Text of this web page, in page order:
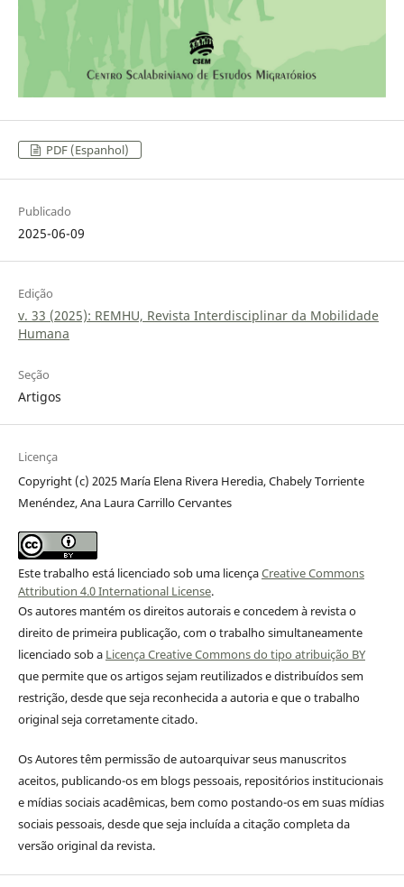
PDF (Espanhol)
Publicado
2025-06-09
Edição
v. 33 (2025): REMHU, Revista Interdisciplinar da Mobilidade
Humana
Seção
Artigos
Licença
Copyright (c) 2025 María Elena Rivera Heredia, Chabely Torriente
Menéndez, Ana Laura Carrillo Cervantes
Este trabalho está licenciado sob uma licençaCreative Commons
Attribution 4.0 International License.
Os autores mantém os direitos autorais e concedem à revista o
direito de primeira publicação, com o trabalho simultaneamente
licenciado sob a Licença Creative Commons do tipo atribuição BY
que permite que os artigos sejam reutilizados e distribuídos sem
restrição, desde que seja reconhecida a autoria e que o trabalho
original seja corretamente citado.
Os Autores têm permissão de autoarquivar seus manuscritos
aceitos, publicando-os em blogs pessoais, repositórios institucionais
e mídias sociais acadêmicas, bem como postando-os em suas mídias
sociais pessoais, desde que seja incluída a citação completa da
versão original da revista.